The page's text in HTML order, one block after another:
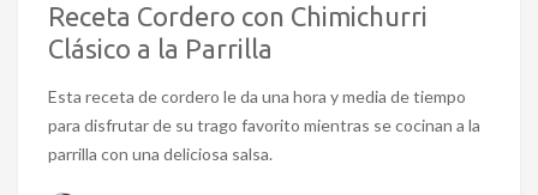
Receta Cordero con Chimichurri
Clásico a la Parrilla
Esta receta de cordero le da una hora y media de tiempo
para disfrutar de su trago favorito mientras se cocinan a la
parrilla con una deliciosa salsa.